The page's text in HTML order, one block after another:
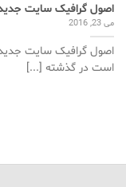
اصول گرافیک سایت
می 23, 2016
اصول گرافیک سایت
است در گذشته [...]